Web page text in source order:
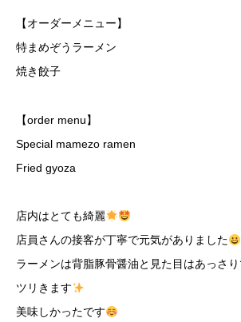
【オーダーメニュー】
特まめぞうラーメン
焼き餃子
【order menu】
Special mamezo ramen
Fried gyoza
店内はとても綺麗
店員さんの接客が丁寧で元気がありました
ラーメンは背脂豚骨醤油と見た目はあっさ
ツリきます
美味しかったです